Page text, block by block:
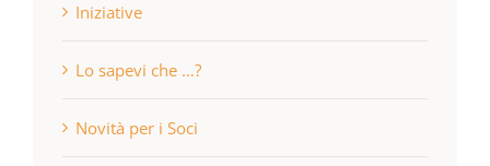
Iniziative
Lo sapevi che …?
Novità per i Soci